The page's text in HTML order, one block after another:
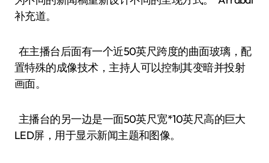
补充道。
在主播台后面有一个近50英尺跨度的曲面玻璃，配
置特殊的成像技术，主持人可以控制其变暗并投射
画面。
主播台的另一边是一面50英尺宽*10英尺高的巨大
LED屏，用于显示新闻主题和图像。